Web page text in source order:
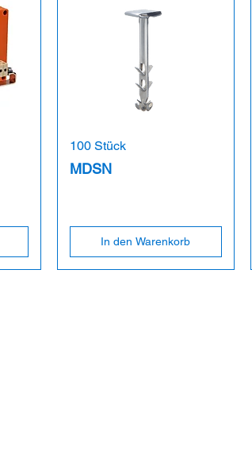
100 Stück
MDSN
In den Warenkorb